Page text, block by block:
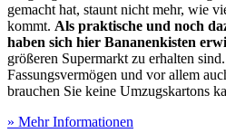
gemacht hat, staunt nicht mehr, wie
kommt. Als praktische und noch
haben sich hier Bananenkisten
größeren Supermarkt zu erhalten
Fassungsvermögen und vor allem
brauchen Sie keine Umzugskartons
» Mehr Informationen